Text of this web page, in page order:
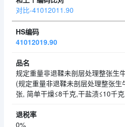
对比-41012011.90
41012019.90
规定重量非退鞣未剖层处理整张生
(规定重量非退鞣未剖层处理整张
张, 简单干燥≤8千克,干盐渍≤10千
0%